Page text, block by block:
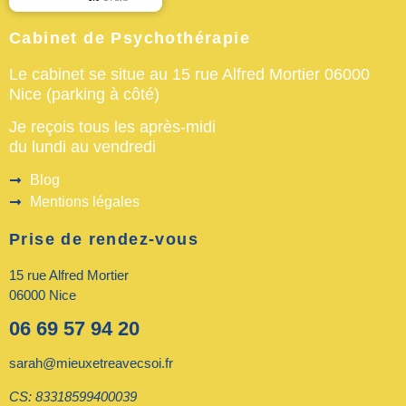
Cabinet de Psychothérapie
Le cabinet se situe au 15 rue Alfred Mortier 06000
Nice (parking à côté)
Je reçois tous les après-midi
du lundi au vendredi
Blog
Mentions légales
Prise de rendez-vous
15 rue Alfred Mortier
06000 Nice
06 69 57 94 20
sarah@mieuxetreavecsoi.fr
CS: 83318599400039